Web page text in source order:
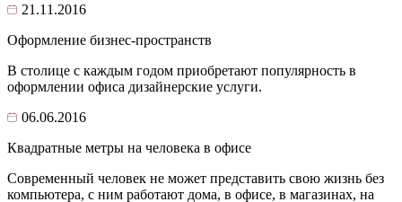
21.11.2016
Оформление бизнес-пространств
В столице с каждым годом приобретают популярность в
оформлении офиса дизайнерские услуги.
06.06.2016
Квадратные метры на человека в офисе
Современный человек не может представить свою жизнь без
компьютера, с ним работают дома, в офисе, в магазинах, на